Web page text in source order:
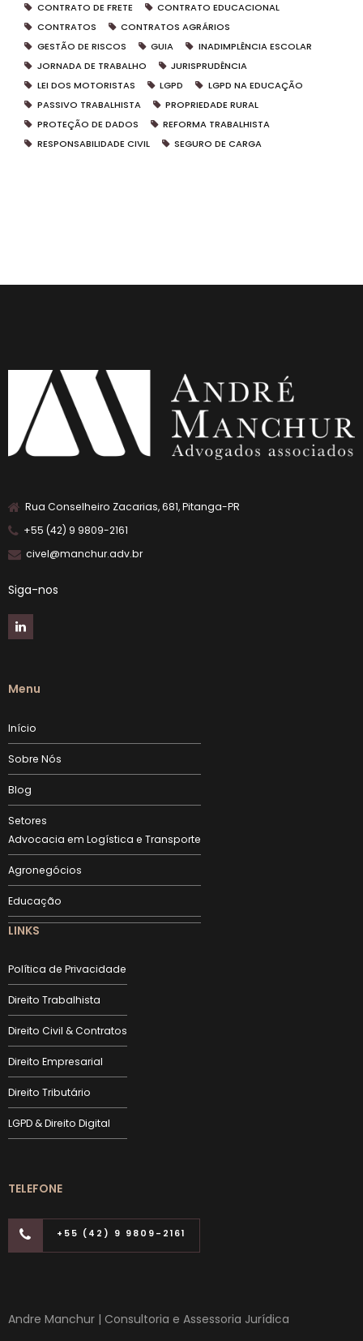
CONTRATO DE FRETE
CONTRATO EDUCACIONAL
CONTRATOS
CONTRATOS AGRÁRIOS
GESTÃO DE RISCOS
GUIA
INADIMPLÊNCIA ESCOLAR
JORNADA DE TRABALHO
JURISPRUDÊNCIA
LEI DOS MOTORISTAS
LGPD
LGPD NA EDUCAÇÃO
PASSIVO TRABALHISTA
PROPRIEDADE RURAL
PROTEÇÃO DE DADOS
REFORMA TRABALHISTA
RESPONSABILIDADE CIVIL
SEGURO DE CARGA
Rua Conselheiro Zacarias, 681, Pitanga-PR
+55 (42) 9 9809-2161
civel@manchur.adv.br
Siga-nos
Menu
Início
Sobre Nós
Blog
Setores
Advocacia em Logística e Transporte
Agronegócios
Educação
LINKS
Política de Privacidade
Direito Trabalhista
Direito Civil & Contratos
Direito Empresarial
Direito Tributário
LGPD & Direito Digital
TELEFONE
+55 (42) 9 9809-2161
Andre Manchur | Consultoria e Assessoria Jurídica